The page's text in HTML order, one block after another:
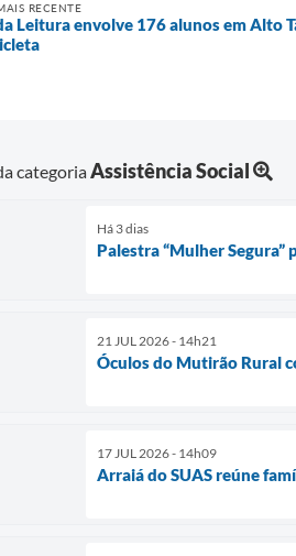
RECENTE
Leitura envolve 176 alunos em Alto
categoriaAssistência Social
Há 3 dias
Palestra “Mulher
21 JUL 2026 - 14h21
Óculos do Mutirão Rural
17 JUL 2026 - 14h09
Arraiá do SUAS reúne